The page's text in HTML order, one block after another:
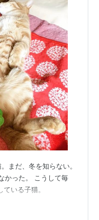
まだ、冬を知らない。
かった。 こうして毎
いる子猫。